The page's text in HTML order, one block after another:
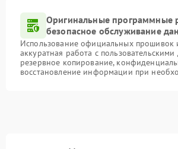
Оригинальные программные
безопасное обслуживание
Использование официальных прошивок
аккуратная работа с
резервное копирование,
восстановление информации при